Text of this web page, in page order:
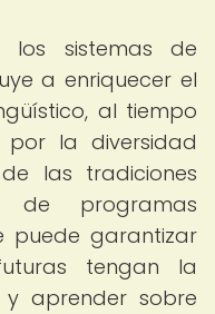
los sistemas de
a enriquecer el
al tiempo
la diversidad
las tradiciones
de programas
puede garantizar
tengan la
aprender sobre